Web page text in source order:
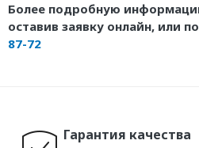
Более подробную
оставив заявку онлайн, или
87-72
Гарантия качества